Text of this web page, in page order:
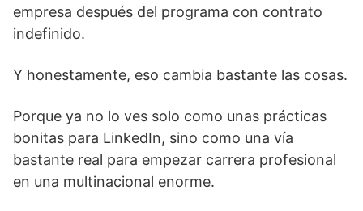
empresa después del programa con contrato
indefinido.
Y honestamente, eso cambia bastante las cosas.
Porque ya no lo ves solo como unas prácticas
bonitas para LinkedIn, sino como una vía
bastante real para empezar carrera profesional
en una multinacional enorme.